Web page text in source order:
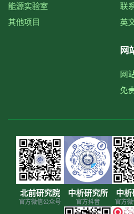
能源实验室
其他项目
联
英
网
网
免
北前研究院
官方微信公众号
中析研究所
官方抖音
中
官方